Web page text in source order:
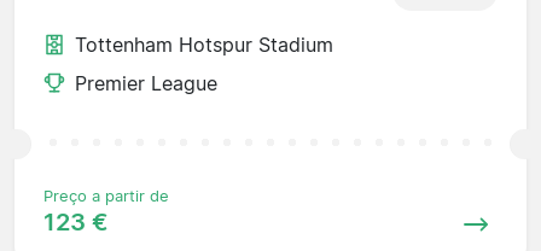
Tottenham Hotspur Stadium
Premier League
Preço a partir de
123 €